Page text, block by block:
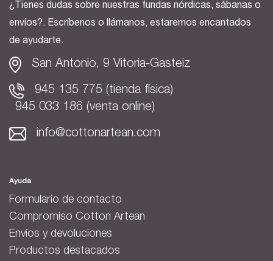
¿Tienes dudas sobre nuestras fundas nórdicas, sábanas o
envíos?. Escríbenos o llámanos, estaremos encantados
de ayudarte.
San Antonio, 9 Vitoria-Gasteiz
945 135 775 (tienda física)
945 033 186 (venta online)
info@cottonartean.com
Ayuda
Formulario de contacto
Compromiso Cotton Artean
Envíos y devoluciones
Productos destacados